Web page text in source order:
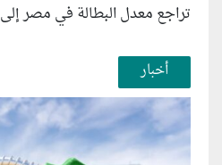
تراجع معدل البطالة في مصر إلى 5.8% خلال الربع الثاني...
أخبار